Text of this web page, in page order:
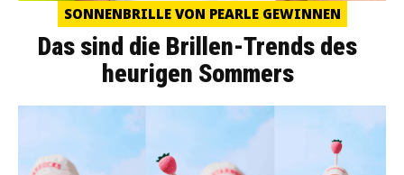
SONNENBRILLE VON PEARLE GEWINNEN
Das sind die Brillen-Trends des
heurigen Sommers